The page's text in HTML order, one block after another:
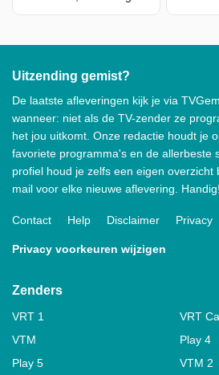
Uitzending gemist?
De laatste afleveringen kijk je via
wanneer: niet als de TV-zender ze
het jou uitkomt. Onze redactie houdt je
favoriete programma's en de allerbeste
profiel houd je zelfs een eigen overzicht
mail voor elke nieuwe aflevering. Handig!
Contact Help Disclaimer Privacy
Privacy voorkeuren wijzigen
Zenders
VRT 1
VRT
VTM
Play 4
Play 5
VTM 2